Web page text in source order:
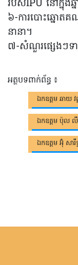
របស់IPU នៅក្នុង
៦-ការបោះឆ្នោតគ
នានា។
៧-សំណួរផ្សេងៗទ
អត្ថបទពាក់ព័ន្ធ ៖
ឯកឧត្តម ឆាយ វ
ឯកឧត្តម​ ប៉ុល
ឯកឧត្តម អ៊ុំ សារឹទ្